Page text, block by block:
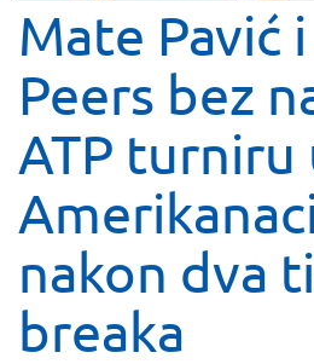
Mate Pavić
Peers bez
ATP turniru
nakon dva
breaka